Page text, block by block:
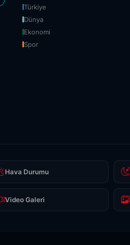
Türkiye
Dünya
Ekonomi
Spor
Hava Durumu
Video Galeri